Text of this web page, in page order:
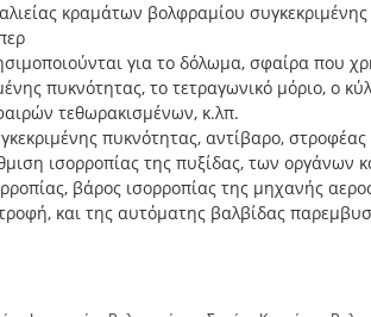
κραμάτων βολφραμίου
για το δόλωμα, σφαίρα που
πυκνότητας, το τετραγωνικό μόριο, ο
τεθωρακισμένων, κ.λπ.
πυκνότητας, αντίβαρο,
ισορροπίας της πυξίδας, των
βάρος ισορροπίας της μηχανής
και της αυτόματης βαλβίδας